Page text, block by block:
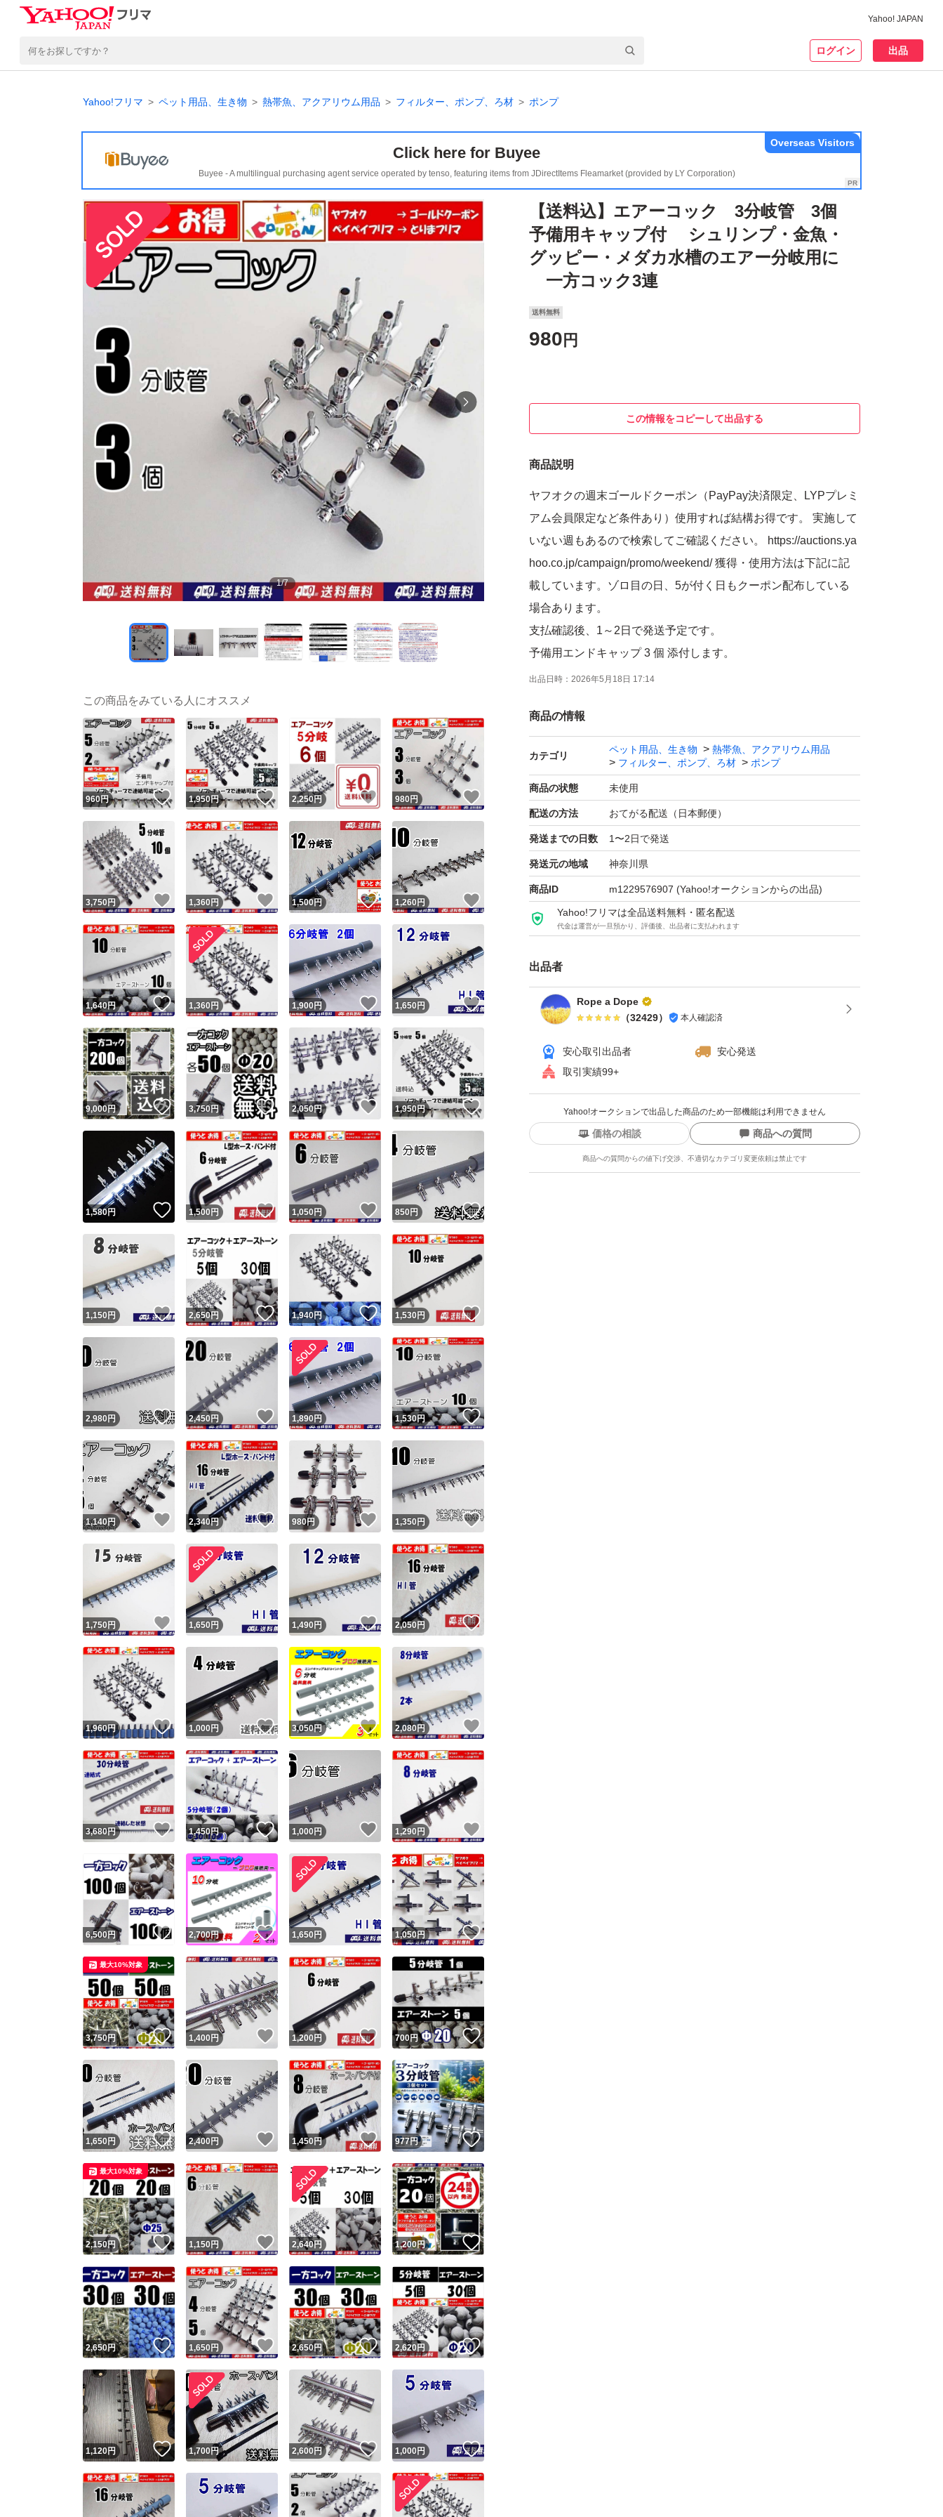
Yahoo! JAPAN
ログイン 出品
Yahoo!フリマ ペット用品、生き物 熱帯魚、アクアリウム用品 フィルター、ポンプ、ろ材 ポンプ
Click here for Buyee
Buyee - A multilingual purchasing agent service operated by tenso, featuring items from JDirectItems Fleamarket (provided by LY Corporation)
Overseas Visitors
1/7
【送料込】エアーコック 3分岐管 3個
予備用キャップ付 シュリンプ・金魚・
グッピー・メダカ水槽のエアー分岐用に
一方コック3連
送料無料
980 円
この情報をコピーして出品する
商品説明
ヤフオクの週末ゴールドクーポン（PayPay決済限定、LYPプレミ
アム会員限定など条件あり）使用すれば結構お得です。 実施して
いない週もあるので検索してご確認ください。 https://auctions.ya
hoo.co.jp/campaign/promo/weekend/ 獲得・使用方法は下記に記
載しています。ゾロ目の日、5が付く日もクーポン配布している
場合あります。
支払確認後、1～2日で発送予定です。
予備用エンドキャップ 3 個 添付します。
内径 4mm のソフトチューブが接続できます。
ブ）で複数連結可能です （チューブは出品物ではありません）。
エアーストーン等、アクア用品いろいろ出品しています。
クーポン使える場合、使うとお得です。ヤフオクは「ゴールドク
ーポン」。 月による場合ありますが週末（土・日）にもらえる事
が多いです。 カテゴリ限定等、実施していない場合ありますので
期間・価格など条件の詳細は検索して確認してください。 クーポ
ンもらえるサイトから獲得しないと使えませんのでご注意くださ
い。 ペイペイフリマの週末とりまフリマクーポン(5%OFF)は終了
した可能性高いです。
【ゴールドクーポン獲得・使用手順】 ①クーポン獲得する（今ま
ーポンで検索すれば出てきます。 ヤフオクアプリやPCのオーク
ションページの入札（今すぐ落札）ボタンの下に記載されている
所からも獲得出来るようです。 ②落札する（落札時の価格は変わ
いることを確認して支払）。
取引について（4、5つ目の画像）をご確認の上、入札・購入くだ
初期不良（輸送事故含）時は対応後に評価お願いします。 対応待
てない急ぎで必要な方（即 悪い評価する方）は他で落札・購入し
てください。 問題あれば対応すると明記しているのに輸送事故で
出品日時： 2026年5月18日 17:14
商品の情報
カテゴリ
ペット用品、生き物
熱帯魚、アクアリウム用品
フィルター、ポンプ、ろ材
ポンプ
商品の状態 未使用
配送の方法 おてがる配送（日本郵便）
発送までの日数 1〜2日で発送
発送元の地域 神奈川県
商品ID m1229576907 (Yahoo!オークションからの出品)
Yahoo!フリマは全品送料無料・匿名配送
代金は運営が一旦預かり、評価後、出品者に支払われます
出品者
Rope a Dope
（32429） 本人確認済
安心取引出品者
安心発送
取引実績99+
ユーザーの実績について
Yahoo!フリマが定めた一定の基準を満たしたユーザーにバッジを付与しています
安心取引出品者
安心取引出品者 Yahoo!フリマの基準をクリアした安心・安全なユーザーです
取引実績
取引実績◯+ このユーザーはYahoo!フリマの取引を完了させた実績があります
他フリマ実績◯+ このユーザーは他フリマサービスでの取引実績があります
スピード&安心発送
※このバッジは実績に基づく表示であり、発送を保証しているものではありません
スピード＆安心発送
このユーザーは高頻度で24時間以内＆設定した発送日数内に発送してい
ます
スピード発送 このユーザーは高頻度で24時間以内に発送しています
安心発送 このユーザーは設定した発送日数内に発送しています
Yahoo!オークションで出品した商品のため一部機能は利用できません
価格の相談 商品への質問
商品への質問からの値下げ交渉、不適切なカテゴリ変更依頼は禁止です
この商品の情報をコピーします
商品画像の無断転載は禁止されています
コピーは1商品につき1回です
出品ページへ
キャンセル
この商品をみている人にオススメ
960円 いいね！
1,950円 いいね！
2,250円 いいね！
980円
3,750円 いいね！
1,360 円 いいね！
1,500円 いいね！
1,260 円
1,640円 いいね！
1,360 円 1,900円 いいね！
1,650 円 いいね！
9,000円 いいね！
3,750円 いいね！
2,050円 いいね！
1,950円 いいね！
1,580円 いいね！
1,500 円 いいね！
1,050円 いいね！
850円 いいね！
1,150円 いいね！
2,650円 いいね！
1,940円 いいね！
1,530円
2,980円 いいね！
2,450 円 いいね！
1,890円 1,530円 いいね！
1,140円 いいね！
2,340円 いいね！
980円 いいね！
1,350円 いいね！
1,750円 いいね！
1,650 円 1,490円 いいね！
2,050円 いいね！
1,960円 いいね！
1,000円 いいね！
3,050円 いいね！
2,080円
3,680円 いいね！
1,450円 いいね！
1,000円 いいね！
1,290 円
6,500円 いいね！
2,700円 いいね！
1,650 円 1,050円 いいね！
3,750円 いいね！
最大10%対象
1,400 円 いいね！
1,200 円 いいね！
700円 いいね！
1,650円 いいね！
2,400円 いいね！
1,450 円 いいね！
977円 いいね！
2,150円 いいね！
最大10%対象
1,150円 いいね！
2,640円 1,200円 いいね！
2,650円 いいね！
1,650円 いいね！
2,650円 いいね！
2,620 円 いいね！
1,120円 いいね！
1,700円 2,600 円 いいね！
1,000円 いいね！